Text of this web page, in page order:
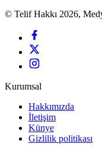
© Telif Hakkı 2026,
Kurumsal
Hakkımızda
İletişim
Künye
Gizlilik politikası